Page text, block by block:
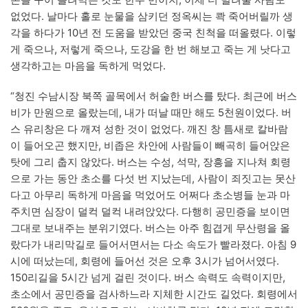
없었다. 날마다 홀로 눈물을 삼키던 정옥씨는 콱 죽어버릴까 생
각을 하다가 10년 전 도움을 받았던 중국 친척을 떠올렸다. 이렇
게 죽으나, 저렇게 죽으나, 도강을 한 번 해보고 죽는 게 낫다고
생각하고는 마음을 독하게 먹었다.
“청진 수남시장 북쪽 골목에서 허술한 버스를 탔다. 최근에 버스
비가 만원으로 올랐는데, 내가 떠날 때만 해도 5천원이었다. 버
스 유리창은 다 깨져 성한 것이 없었다. 깨진 창 틈새로 칼바람
이 들어오곤 했지만, 비좁은 차안에 사람들이 빼곡히 들어앉은
탓에 그리 춥지 않았다. 버스는 수성, 석막, 장흥을 지나쳐 회령
으로 가는 동안 초소를 다섯 번 지났는데, 사람이 죄짓고는 못산
다고 아무리 독하게 마음을 먹었어도 어쩌다 초소병들 눈과 마
주치면 심장이 덜컥 덜컥 내려앉았다. 다행히 공민증을 보이면
그대로 보내주는 분위기였다. 버스는 아주 힘겹게 무산령을 올
랐다가 내리막길로 들어서면서는 다소 속도가 빨라졌다. 아침 9
시에 떠났는데, 회령에 들어선 것은 오후 3시가 넘어서였다.
150리길을 5시간 넘게 걸린 것이다. 버스 속력도 속력이지만,
초소에서 공민증을 검사하느라 지체한 시간도 길었다. 회령에서